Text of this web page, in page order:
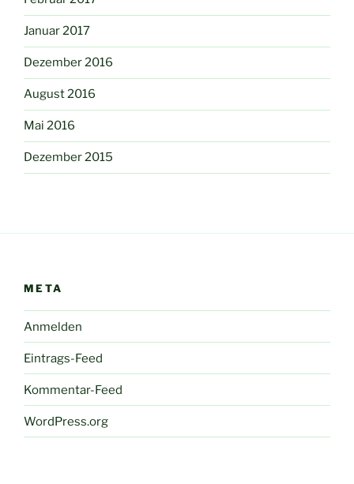
Januar 2017
Dezember 2016
August 2016
Mai 2016
Dezember 2015
META
Anmelden
Eintrags-Feed
Kommentar-Feed
WordPress.org